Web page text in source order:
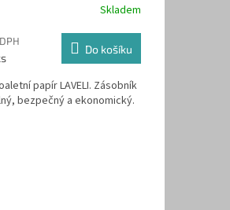
Skladem
Do košíku
papír LAVELI. Zásobník
bezpečný a ekonomický.